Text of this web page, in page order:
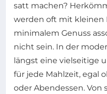
satt machen?
werden oft mit kleinen
minimalem Genuss
nicht sein. In der
längst eine vielseitige
für jede Mahlzeit, egal
oder Abendessen. Von